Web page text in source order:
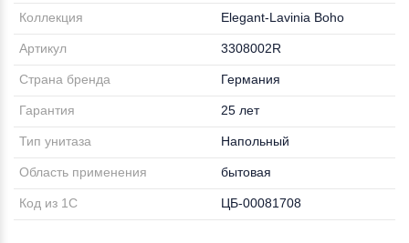
Коллекция Elegant-Lavinia Boho
Артикул 3308002R
Страна бренда Германия
Гарантия 25 лет
Тип унитаза Напольный
Область применения бытовая
Код из 1С ЦБ-00081708